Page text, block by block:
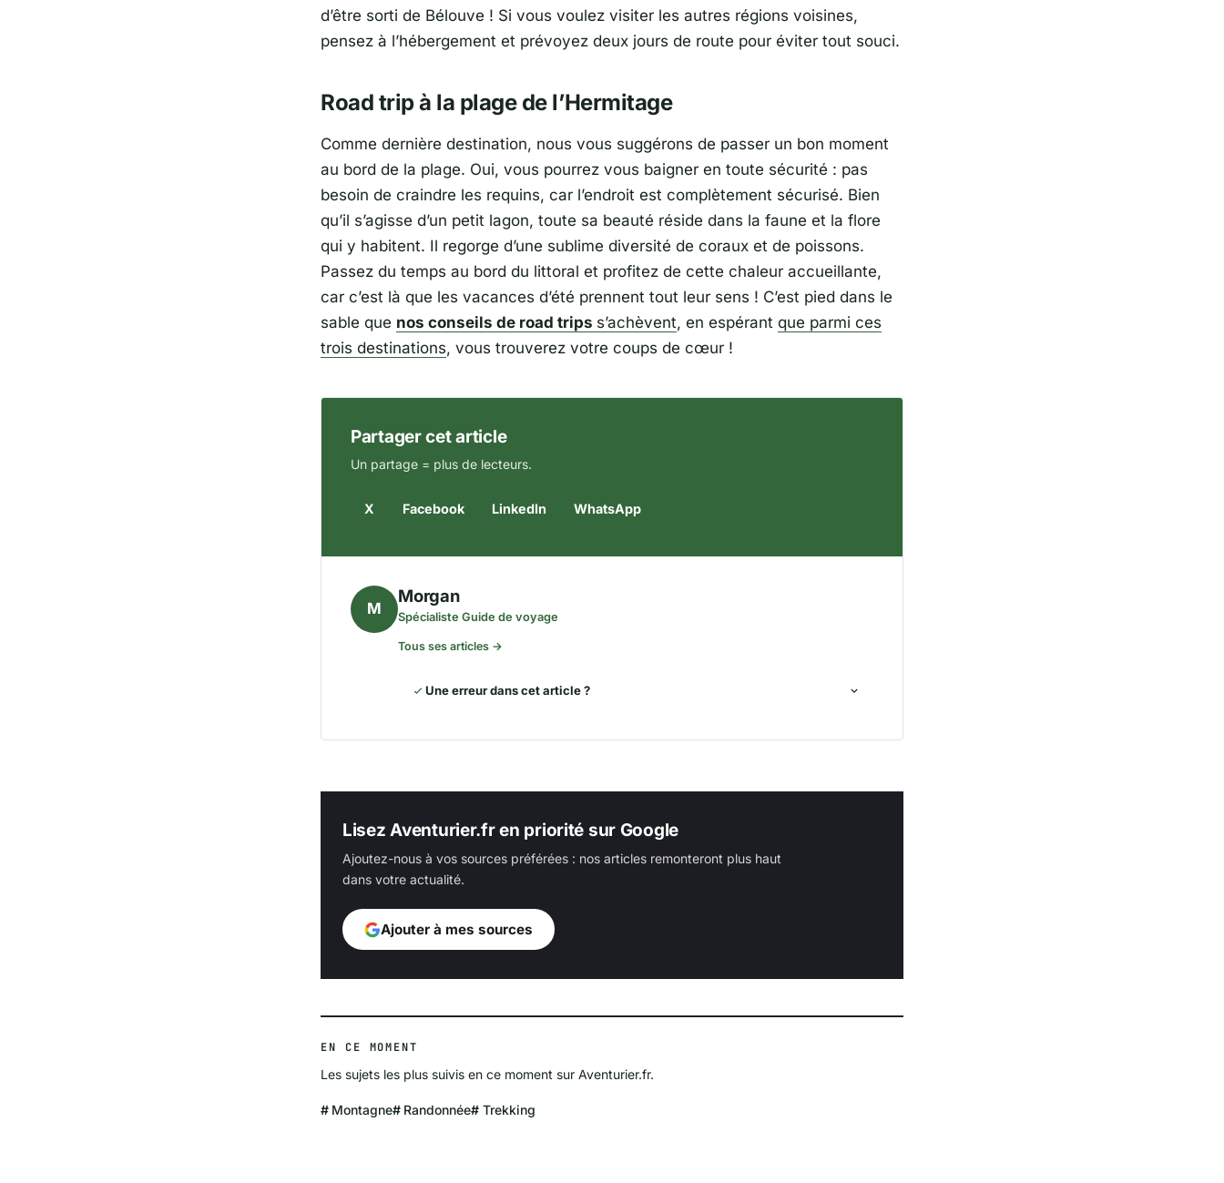
d’être sorti de Bélouve ! Si vous voulez visiter les autres régions voisines,
pensez à l’hébergement et prévoyez deux jours de route pour éviter tout souci.
Road trip à la plage de l’Hermitage
Comme dernière destination, nous vous suggérons de passer un bon moment
au bord de la plage. Oui, vous pourrez vous baigner en toute sécurité : pas
besoin de craindre les requins, car l’endroit est complètement sécurisé. Bien
qu’il s’agisse d’un petit lagon, toute sa beauté réside dans la faune et la flore
qui y habitent. Il regorge d’une sublime diversité de coraux et de poissons.
Passez du temps au bord du littoral et profitez de cette chaleur accueillante,
car c’est là que les vacances d’été prennent tout leur sens ! C’est pied dans le
sable que nos conseils de road trips s’achèvent, en espérant que parmi ces
trois destinations, vous trouverez votre coups de cœur !
Partager cet article
Un partage = plus de lecteurs.
X Facebook LinkedIn WhatsApp
M
Morgan
Spécialiste Guide de voyage
Tous ses articles →
Une erreur dans cet article ?
Lisez Aventurier.fr en priorité sur Google
Ajoutez-nous à vos sources préférées : nos articles remonteront plus haut
dans votre actualité.
Ajouter à mes sources
EN CE MOMENT
Les sujets les plus suivis en ce moment sur Aventurier.fr.
Montagne Randonnée Trekking